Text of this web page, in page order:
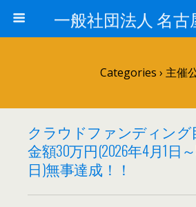
一般社団法人 名古
Categories › 主催
クラウドファンディング
金額30万円(2026年4月1日
日)無事達成！！